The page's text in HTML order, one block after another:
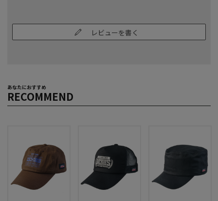
レビューを書く
あなたにおすすめ
RECOMMEND